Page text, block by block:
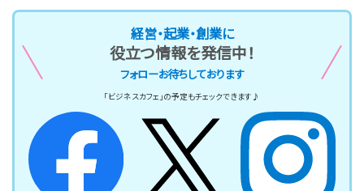
経営・起業・創業に
役立つ情報を発信中！
フォローお待ちしております
「ビジネスカフェ」の予定もチェックできます♪